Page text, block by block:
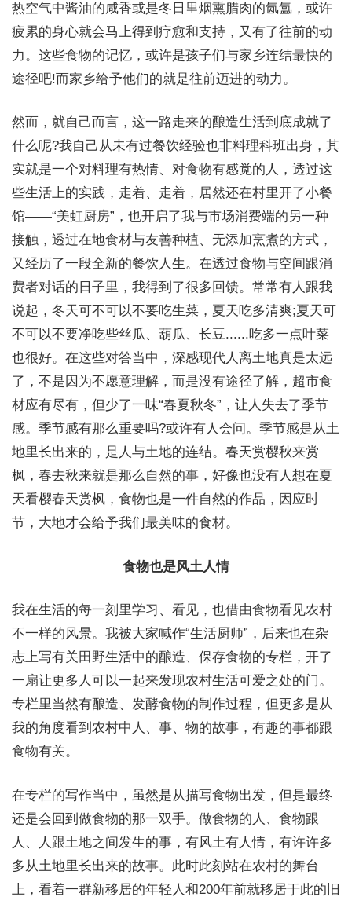
热空气中酱油的咸香或是冬日里烟熏腊肉的氤氲，或许
疲累的身心就会马上得到疗愈和支持，又有了往前的动
力。这些食物的记忆，或许是孩子们与家乡连结最快的
途径吧!而家乡给予他们的就是往前迈进的动力。
然而，就自己而言，这一路走来的酿造生活到底成就了
什么呢?我自己从未有过餐饮经验也非料理科班出身，其
实就是一个对料理有热情、对食物有感觉的人，透过这
些生活上的实践，走着、走着，居然还在村里开了小餐
馆——“美虹厨房”，也开启了我与市场消费端的另一种
接触，透过在地食材与友善种植、无添加烹煮的方式，
又经历了一段全新的餐饮人生。在透过食物与空间跟消
费者对话的日子里，我得到了很多回馈。常常有人跟我
说起，冬天可不可以不要吃生菜，夏天吃多清爽;夏天可
不可以不要净吃些丝瓜、葫瓜、长豆......吃多一点叶菜
也很好。在这些对答当中，深感现代人离土地真是太远
了，不是因为不愿意理解，而是没有途径了解，超市食
材应有尽有，但少了一味“春夏秋冬”，让人失去了季节
感。季节感有那么重要吗?或许有人会问。季节感是从土
地里长出来的，是人与土地的连结。春天赏樱秋来赏
枫，春去秋来就是那么自然的事，好像也没有人想在夏
天看樱春天赏枫，食物也是一件自然的作品，因应时
节，大地才会给予我们最美味的食材。
食物也是风土人情
我在生活的每一刻里学习、看见，也借由食物看见农村
不一样的风景。我被大家喊作“生活厨师”，后来也在杂
志上写有关田野生活中的酿造、保存食物的专栏，开了
一扇让更多人可以一起来发现农村生活可爱之处的门。
专栏里当然有酿造、发酵食物的制作过程，但更多是从
我的角度看到农村中人、事、物的故事，有趣的事都跟
食物有关。
在专栏的写作当中，虽然是从描写食物出发，但是最终
还是会回到做食物的那一双手。做食物的人、食物跟
人、人跟土地之间发生的事，有风土有人情，有许许多
多从土地里长出来的故事。此时此刻站在农村的舞台
上，看着一群新移居的年轻人和200年前就移居于此的旧